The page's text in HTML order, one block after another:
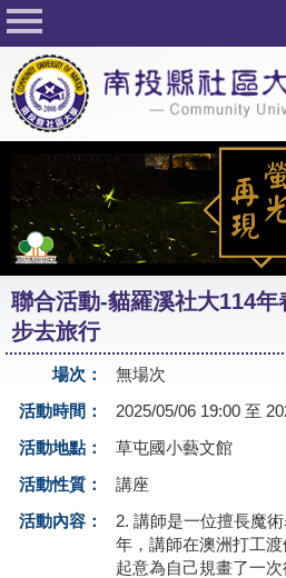
回首頁
關於社大
公佈欄
行事曆
最新活動
活動花絮
課程一覽表
志工與社團
社大學習Q&A
友站連結
網路選課
聯合活動-貓羅溪社大114
步去旅行
場次：
無場次
活動時間：
2025/05/06 19:00 至
活動地點：
草屯國小藝文館
活動性質：
講座
活動內容：
2. 講師是一位擅長魔
年，講師在澳洲打工
起意為自己規畫了一